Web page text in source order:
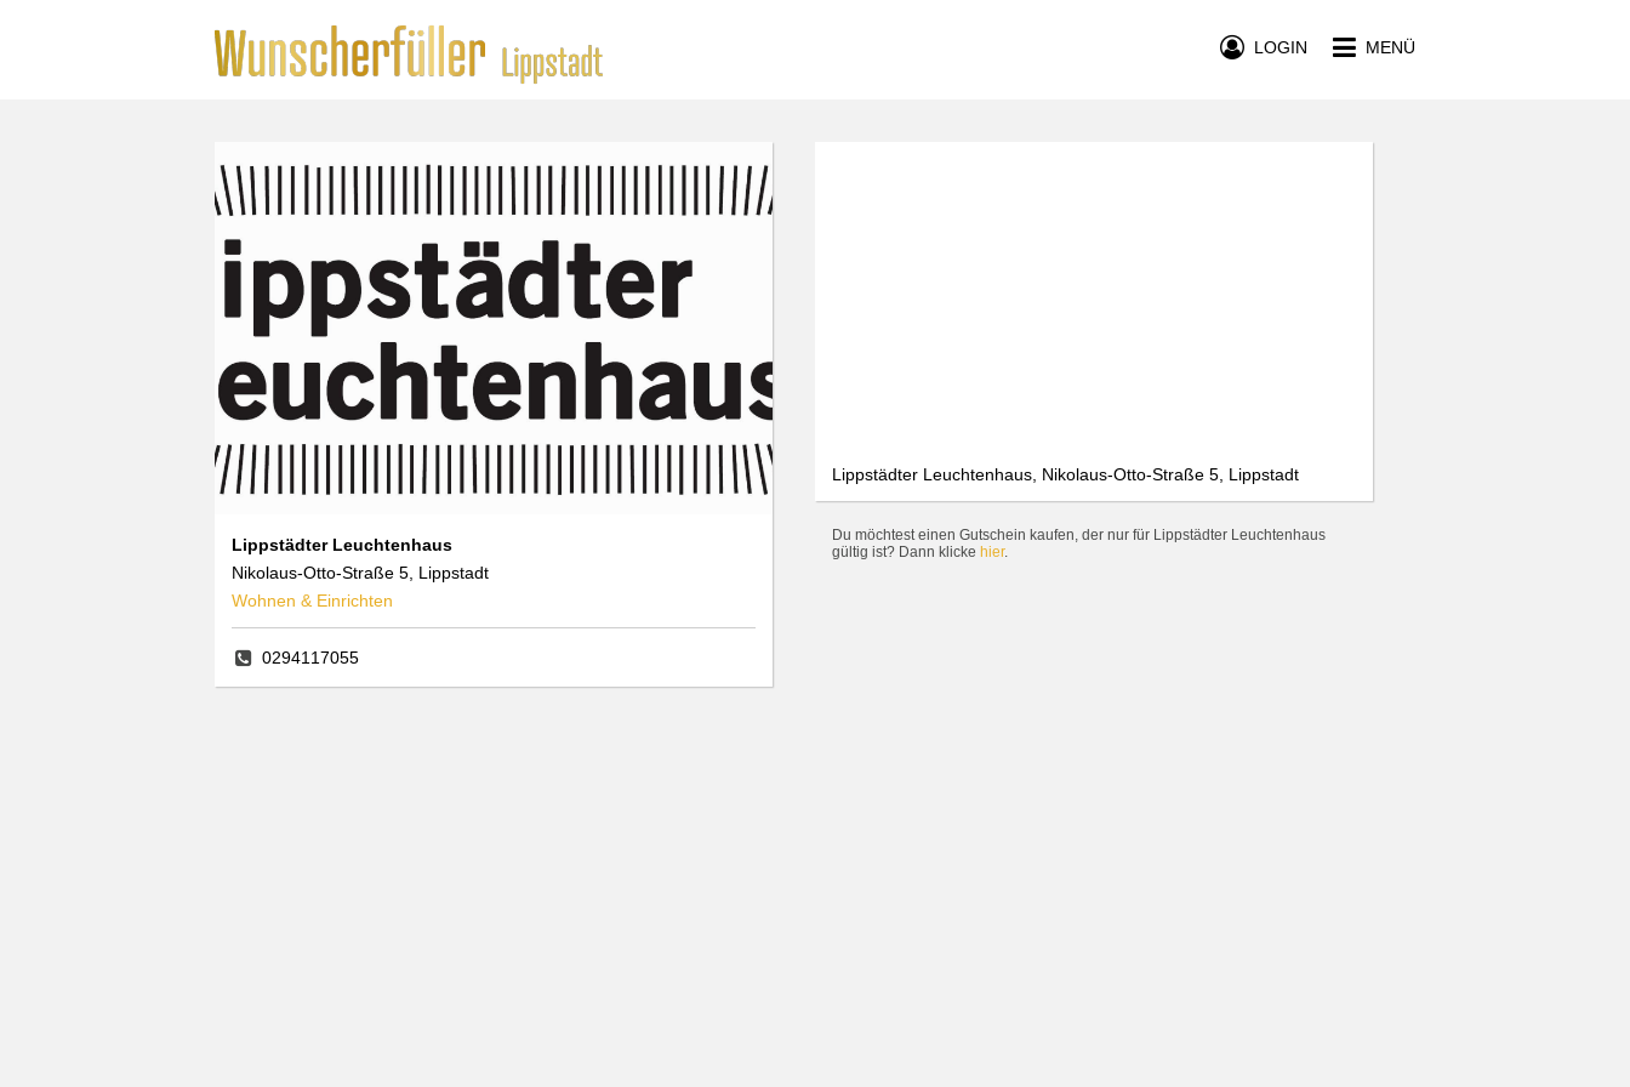
MENÜ
LOGIN
Lippstädter Leuchtenhaus
Nikolaus-Otto-Straße 5, Lippstadt
Wohnen & Einrichten
0294117055
Lippstädter Leuchtenhaus, Nikolaus-Otto-Straße 5, Lippstadt
Du möchtest einen Gutschein kaufen, der nur für Lippstädter Leuchtenhaus
gültig ist? Dann klicke hier.